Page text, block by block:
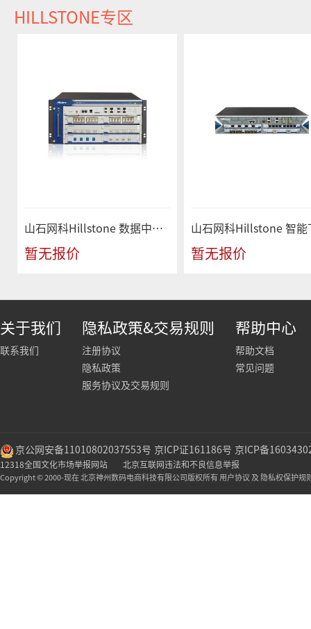
HILLSTONE专区
山石网科Hillstone 数据中心防护平台 SG-6000-X7180
暂无报价 暂无报价
关于我们
联系我们
隐私政策&交易规则
注册协议
隐私政策
服务协议及交易规则
帮助中心
帮助文档
常见问题
京公网安备11010802037553号 京ICP证161186号 京ICP备
12318全国文化市场举报网站 北京互联网违法和不良信息举报
Copyright © 2000-现在 北京神州数码电商科技有限公司版权所有 用户协议 及 隐私权保护规